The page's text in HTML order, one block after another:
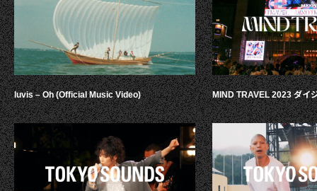
luvis – Oh (Official Music Video) MIND TRAVEL 2023 ダイ